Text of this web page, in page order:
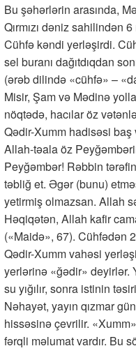
Bu şəhərlərin arasında,
Qırmızı dəniz sahilindən
Cühfə kəndi yerləşirdi.
sel buranı dağıtdıqdan
(ərəb dilində «cühfə» –
Misir, Şam və Mədinə
nöqtədə, hacılar öz
Qədir-Xumm hadisəsi
Allah-təala öz
Peyğəmbər! Rəbbin
təbliğ et. Əgər (bunu)
yetirmiş olmazsan. Allah
Həqiqətən, Allah kafir
(«Maidə», 67). Cühfədən
Qədir-Xumm vahəsi
yerlərinə «ğədir» deyirlər.
su yığılır, sonra istinin
Nəhayət, yayın qızmar
hissəsinə çevrilir.
fərqli məlumat vardır. Bu